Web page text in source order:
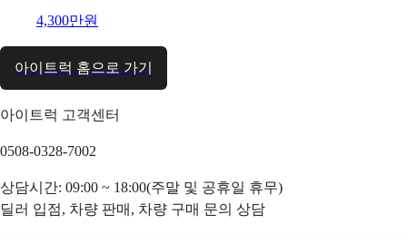
4,300만원
아이트럭 홈으로 가기
아이트럭 고객센터
0508-0328-7002
상담시간: 09:00 ~ 18:00(주말 및 공휴일 휴무)
딜러 입점, 차량 판매, 차량 구매 문의 상담